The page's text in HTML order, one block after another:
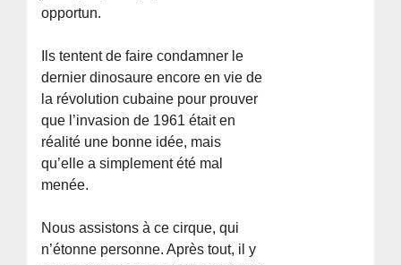
opportun.
Ils tentent de faire condamner le
dernier dinosaure encore en vie de
la révolution cubaine pour prouver
que l’invasion de 1961 était en
réalité une bonne idée, mais
qu’elle a simplement été mal
menée.
Nous assistons à ce cirque, qui
n’étonne personne. Après tout, il y